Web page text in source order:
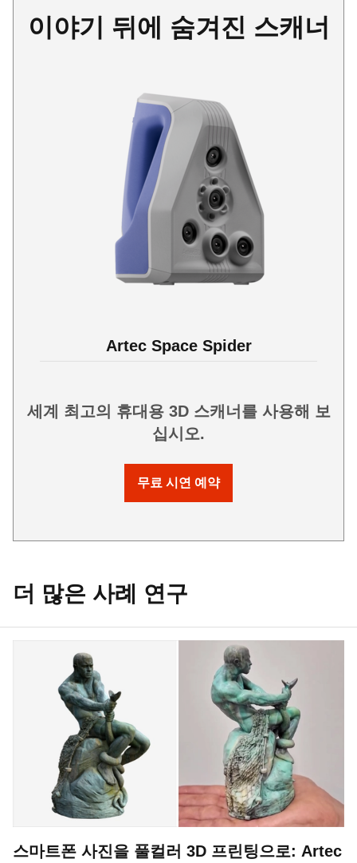
이야기 뒤에 숨겨진 스캐너
Artec Space Spider
세계 최고의 휴대용 3D 스캐너를 사용해 보
십시오.
무료 시연 예약
더 많은 사례 연구
스마트폰 사진을 풀컬러 3D 프린팅으로: Artec